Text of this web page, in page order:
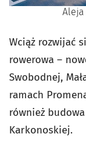
Aleja
Wciąż rozwijać
rowerowa –
Swobodnej,
ramach
również
Karkonoskiej.